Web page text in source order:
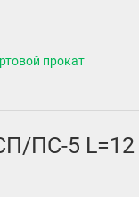
прокат
ПС-5 L=12